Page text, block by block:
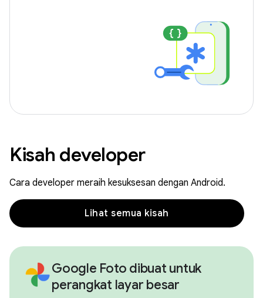
Kisah developer
Cara developer meraih kesuksesan dengan Android.
Lihat semua kisah
Google Foto dibuat untuk
perangkat layar besar